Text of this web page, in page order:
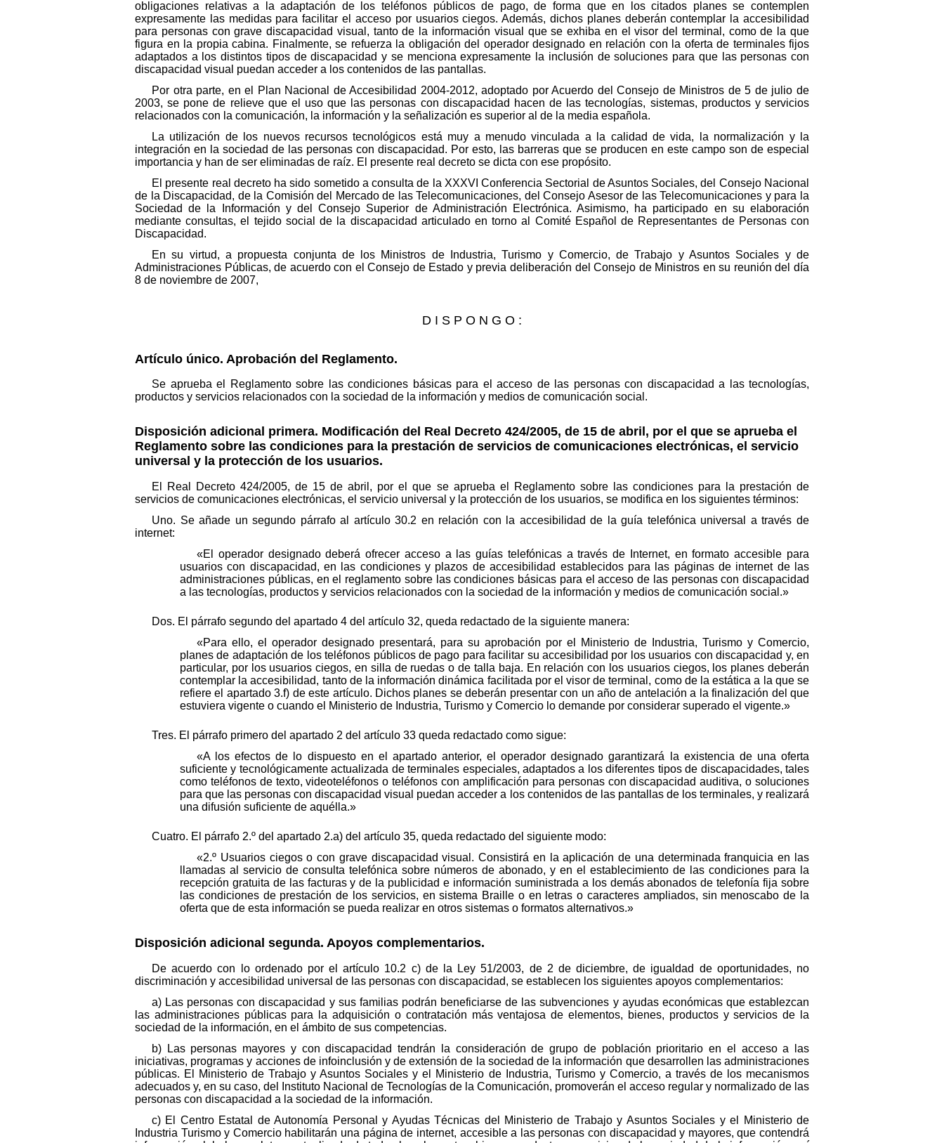
obligaciones relativas a la adaptación de los teléfonos públicos de pago, de forma que en los citados planes se contemplen
expresamente las medidas para facilitar el acceso por usuarios ciegos. Además, dichos planes deberán contemplar la accesibilidad
para personas con grave discapacidad visual, tanto de la información visual que se exhiba en el visor del terminal, como de la que
figura en la propia cabina. Finalmente, se refuerza la obligación del operador designado en relación con la oferta de terminales fijos
adaptados a los distintos tipos de discapacidad y se menciona expresamente la inclusión de soluciones para que las personas con
discapacidad visual puedan acceder a los contenidos de las pantallas.
Por otra parte, en el Plan Nacional de Accesibilidad 2004-2012, adoptado por Acuerdo del Consejo de Ministros de 5 de julio de
2003, se pone de relieve que el uso que las personas con discapacidad hacen de las tecnologías, sistemas, productos y servicios
relacionados con la comunicación, la información y la señalización es superior al de la media española.
La utilización de los nuevos recursos tecnológicos está muy a menudo vinculada a la calidad de vida, la normalización y la
integración en la sociedad de las personas con discapacidad. Por esto, las barreras que se producen en este campo son de especial
importancia y han de ser eliminadas de raíz. El presente real decreto se dicta con ese propósito.
El presente real decreto ha sido sometido a consulta de la XXXVI Conferencia Sectorial de Asuntos Sociales, del Consejo Nacional
de la Discapacidad, de la Comisión del Mercado de las Telecomunicaciones, del Consejo Asesor de las Telecomunicaciones y para la
Sociedad de la Información y del Consejo Superior de Administración Electrónica. Asimismo, ha participado en su elaboración
mediante consultas, el tejido social de la discapacidad articulado en torno al Comité Español de Representantes de Personas con
Discapacidad.
En su virtud, a propuesta conjunta de los Ministros de Industria, Turismo y Comercio, de Trabajo y Asuntos Sociales y de
Administraciones Públicas, de acuerdo con el Consejo de Estado y previa deliberación del Consejo de Ministros en su reunión del día
8 de noviembre de 2007,
D I S P O N G O :
Artículo único. Aprobación del Reglamento.
Se aprueba el Reglamento sobre las condiciones básicas para el acceso de las personas con discapacidad a las tecnologías,
productos y servicios relacionados con la sociedad de la información y medios de comunicación social.
Disposición adicional primera. Modificación del Real Decreto 424/2005, de 15 de abril, por el que se aprueba el
Reglamento sobre las condiciones para la prestación de servicios de comunicaciones electrónicas, el servicio
universal y la protección de los usuarios.
El Real Decreto 424/2005, de 15 de abril, por el que se aprueba el Reglamento sobre las condiciones para la prestación de
servicios de comunicaciones electrónicas, el servicio universal y la protección de los usuarios, se modifica en los siguientes términos:
Uno. Se añade un segundo párrafo al artículo 30.2 en relación con la accesibilidad de la guía telefónica universal a través de
internet:
«El operador designado deberá ofrecer acceso a las guías telefónicas a través de Internet, en formato accesible para
usuarios con discapacidad, en las condiciones y plazos de accesibilidad establecidos para las páginas de internet de las
administraciones públicas, en el reglamento sobre las condiciones básicas para el acceso de las personas con discapacidad
a las tecnologías, productos y servicios relacionados con la sociedad de la información y medios de comunicación social.»
Dos. El párrafo segundo del apartado 4 del artículo 32, queda redactado de la siguiente manera:
«Para ello, el operador designado presentará, para su aprobación por el Ministerio de Industria, Turismo y Comercio,
planes de adaptación de los teléfonos públicos de pago para facilitar su accesibilidad por los usuarios con discapacidad y, en
particular, por los usuarios ciegos, en silla de ruedas o de talla baja. En relación con los usuarios ciegos, los planes deberán
contemplar la accesibilidad, tanto de la información dinámica facilitada por el visor de terminal, como de la estática a la que se
refiere el apartado 3.f) de este artículo. Dichos planes se deberán presentar con un año de antelación a la finalización del que
estuviera vigente o cuando el Ministerio de Industria, Turismo y Comercio lo demande por considerar superado el vigente.»
Tres. El párrafo primero del apartado 2 del artículo 33 queda redactado como sigue:
«A los efectos de lo dispuesto en el apartado anterior, el operador designado garantizará la existencia de una oferta
suficiente y tecnológicamente actualizada de terminales especiales, adaptados a los diferentes tipos de discapacidades, tales
como teléfonos de texto, videoteléfonos o teléfonos con amplificación para personas con discapacidad auditiva, o soluciones
para que las personas con discapacidad visual puedan acceder a los contenidos de las pantallas de los terminales, y realizará
una difusión suficiente de aquélla.»
Cuatro. El párrafo 2.º del apartado 2.a) del artículo 35, queda redactado del siguiente modo:
«2.º Usuarios ciegos o con grave discapacidad visual. Consistirá en la aplicación de una determinada franquicia en las
llamadas al servicio de consulta telefónica sobre números de abonado, y en el establecimiento de las condiciones para la
recepción gratuita de las facturas y de la publicidad e información suministrada a los demás abonados de telefonía fija sobre
las condiciones de prestación de los servicios, en sistema Braille o en letras o caracteres ampliados, sin menoscabo de la
oferta que de esta información se pueda realizar en otros sistemas o formatos alternativos.»
Disposición adicional segunda. Apoyos complementarios.
De acuerdo con lo ordenado por el artículo 10.2 c) de la Ley 51/2003, de 2 de diciembre, de igualdad de oportunidades, no
discriminación y accesibilidad universal de las personas con discapacidad, se establecen los siguientes apoyos complementarios:
a) Las personas con discapacidad y sus familias podrán beneficiarse de las subvenciones y ayudas económicas que establezcan
las administraciones públicas para la adquisición o contratación más ventajosa de elementos, bienes, productos y servicios de la
sociedad de la información, en el ámbito de sus competencias.
b) Las personas mayores y con discapacidad tendrán la consideración de grupo de población prioritario en el acceso a las
iniciativas, programas y acciones de infoinclusión y de extensión de la sociedad de la información que desarrollen las administraciones
públicas. El Ministerio de Trabajo y Asuntos Sociales y el Ministerio de Industria, Turismo y Comercio, a través de los mecanismos
adecuados y, en su caso, del Instituto Nacional de Tecnologías de la Comunicación, promoverán el acceso regular y normalizado de las
personas con discapacidad a la sociedad de la información.
c) El Centro Estatal de Autonomía Personal y Ayudas Técnicas del Ministerio de Trabajo y Asuntos Sociales y el Ministerio de
Industria Turismo y Comercio habilitarán una página de internet, accesible a las personas con discapacidad y mayores, que contendrá